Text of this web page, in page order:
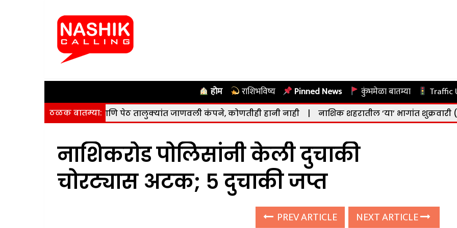
होम राशिभविष्य Pinned News कुंभमेळा बातम्या Traffic
ठळक बातम्या:
कळवण आणि पेठ तालुक्यांत जाणवली कंपने, कोणतीही हानी नाही | नाशिक शहरातील ‘या’ भागांत शुक्रवारी (दि. ७ ऑगस्ट)
नाशिकरोड पोलिसांनी केली दुचाकी
चोरट्यास अटक; ५ दुचाकी जप्त
PREV ARTICLE NEXT ARTICLE